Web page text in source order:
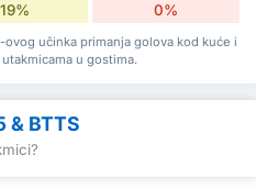
19% 0%
učinka primanja golova kod kuće i
u gostima.
& BTTS